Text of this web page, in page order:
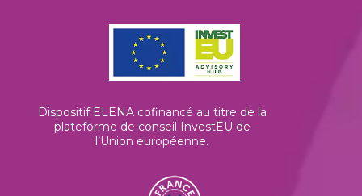
Dispositif ELENA cofinancé au titre de la
plateforme de conseil InvestEU de
l’Union européenne.